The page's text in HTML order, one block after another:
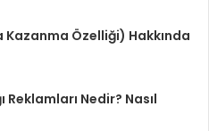
Özelliği) Hakkında
Nedir? Nasıl